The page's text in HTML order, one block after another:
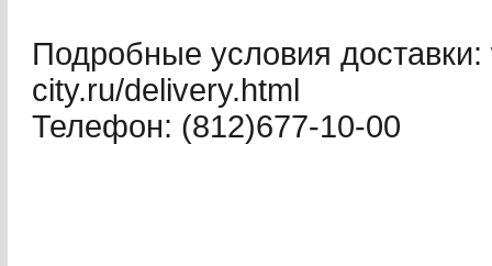
Подробные условия
city.ru/delivery.html
Телефон: (812)677-10-00